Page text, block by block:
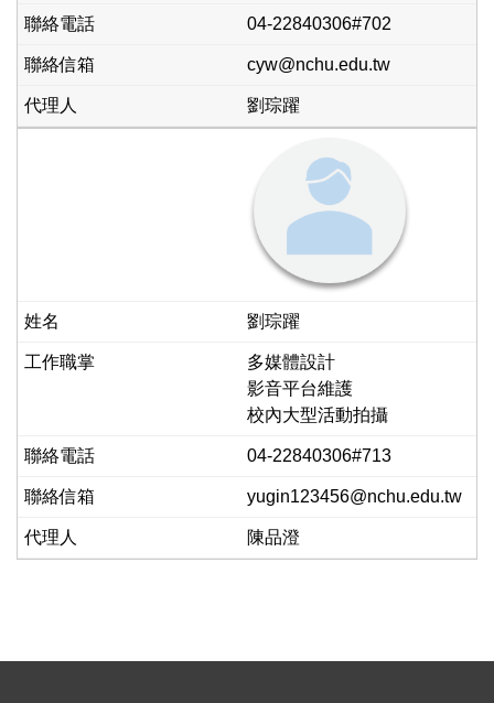
04-22840306#702
cyw@nchu.edu.tw
劉琮躍
劉琮躍
多媒體設計
影音平台維護
校內大型活動拍攝
04-22840306#713
yugin123456@nchu.edu.tw
陳品澄